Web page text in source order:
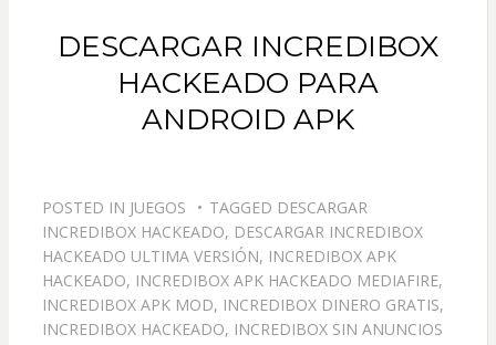
DESCARGAR INCREDIBOX
HACKEADO PARA
ANDROID APK
POSTED IN JUEGOS TAGGED DESCARGAR
INCREDIBOX HACKEADO, DESCARGAR INCREDIBOX
HACKEADO ULTIMA VERSIÓN, INCREDIBOX APK
HACKEADO, INCREDIBOX APK HACKEADO MEDIAFIRE,
INCREDIBOX APK MOD, INCREDIBOX DINERO GRATIS,
INCREDIBOX HACKEADO, INCREDIBOX SIN ANUNCIOS